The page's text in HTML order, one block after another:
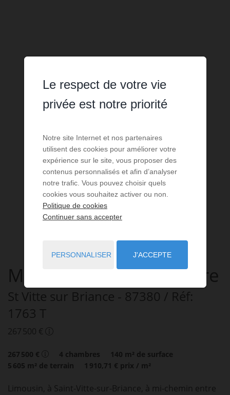
Maison 6 piècesà vendre
St Vitte sur Briance - 87380 / Réf:
1763 T
267 500 €
267 500 € 4 chambres 140 m² de surface
5 605 m² de terrain 1 910,71 € prix / m²
Limousin, à Saint-Vitte-sur-Briance, à mi-chemin entre
Le respect de votre vie
privée est notre priorité
Notre site Internet et nos partenaires
utilisent des cookies pour améliorer votre
expérience sur le site, vous proposer des
contenus personnalisés et afin d’analyser
notre trafic. Vous pouvez choisir quels
cookies vous souhaitez activer ou non.
Politique de cookies
Continuer sans accepter
PERSONNALISER J'ACCEPTE